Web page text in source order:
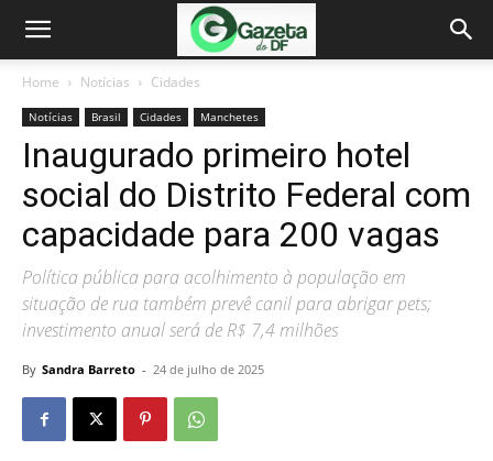
Home Notícias Cidades
Notícias Brasil Cidades Manchetes
Inaugurado primeiro hotel
social do Distrito Federal com
capacidade para 200 vagas
Política pública para acolhimento à população em
situação de rua também prevê canil para abrigar pets;
investimento anual será de R$ 7,4 milhões
By Sandra Barreto - 24 de julho de 2025